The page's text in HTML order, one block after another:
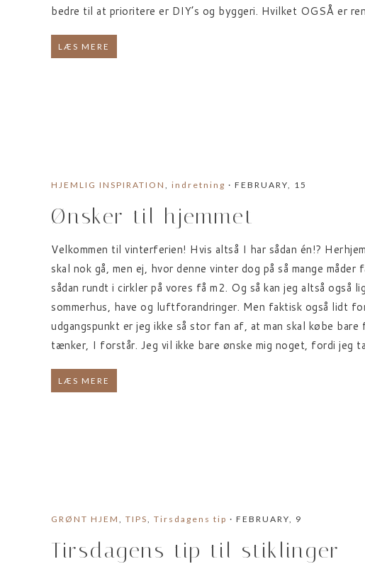
bedre til at prioritere er DIY’s og byggeri. Hvilket OGSÅ er
LÆS MERE
HJEMLIG INSPIRATION , indretning · FEBRUARY, 15
Ønsker til hjemmet
Velkommen til vinterferien! Hvis altså I har sådan én!?
skal nok gå, men ej, hvor denne vinter dog på så mange
sådan rundt i cirkler på vores få m2. Og så kan jeg altså også
sommerhus, have og luftforandringer. Men faktisk også lidt
udgangspunkt er jeg ikke så stor fan af, at man skal købe
tænker, I forstår. Jeg vil ikke bare ønske mig noget, fordi jeg
LÆS MERE
GRØNT HJEM , TIPS, Tirsdagens tip · FEBRUARY, 9
Tirsdagens tip til stiklinger